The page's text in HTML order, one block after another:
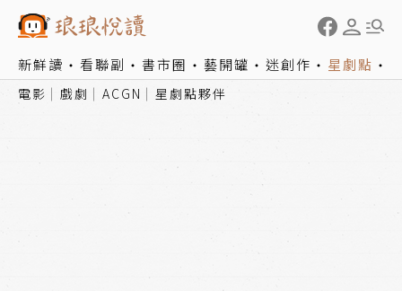
新鮮讀 看聯副 書市圈 藝開罐 迷創作 星劇點
電影 戲劇 ACGN 星劇點夥伴